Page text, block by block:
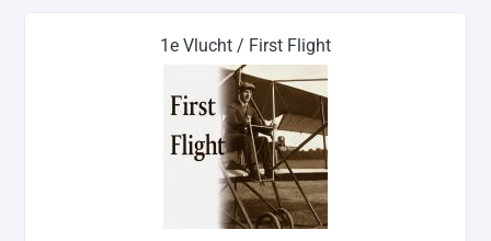
1e Vlucht / First Flight